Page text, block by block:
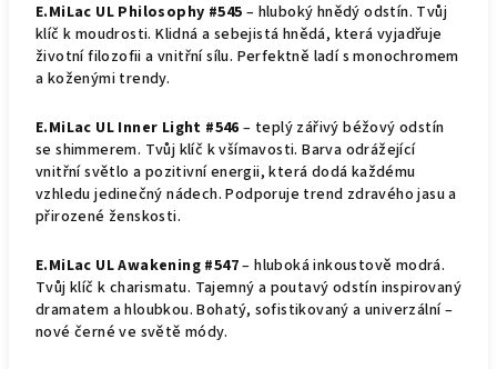
E.MiLac UL Philosophy #545 – hluboký hnědý odstín. Tvůj
klíč k moudrosti. Klidná a sebejistá hnědá, která vyjadřuje
životní filozofii a vnitřní sílu. Perfektně ladí s monochromem
a koženými trendy.
E.MiLac UL Inner Light #546 – teplý zářivý béžový odstín
se shimmerem. Tvůj klíč k všímavosti. Barva odrážející
vnitřní světlo a pozitivní energii, která dodá každému
vzhledu jedinečný nádech. Podporuje trend zdravého jasu a
přirozené ženskosti.
E.MiLac UL Awakening #547– hluboká inkoustově modrá.
Tvůj klíč k charismatu. Tajemný a poutavý odstín inspirovaný
dramatem a hloubkou. Bohatý, sofistikovaný a univerzální –
nové černé ve světě módy.